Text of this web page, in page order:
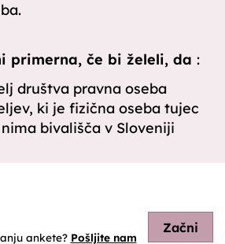
primerna, če bi želeli, da :
društva pravna oseba
ki je fizična oseba tujec
bivališča v Sloveniji
Začni
ankete? Pošljite nam